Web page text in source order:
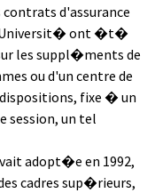
d'assurance
ont �t�
les suppl�ments de
ou d'un centre de
fixe � un
session, un tel
adopt�e en 1992,
cadres sup�rieurs,